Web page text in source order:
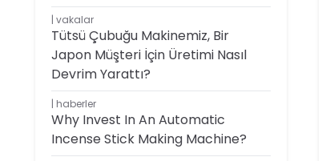
vakalar
Tütsü Çubuğu Makinemiz, Bir
Japon Müşteri İçin Üretimi Nasıl
Devrim Yarattı?
haberler
Why Invest In An Automatic
Incense Stick Making Machine?